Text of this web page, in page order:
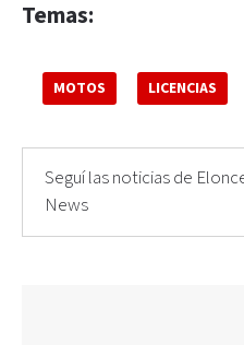
Temas:
MOTOS LICENCIAS
Seguí las noticias de
News